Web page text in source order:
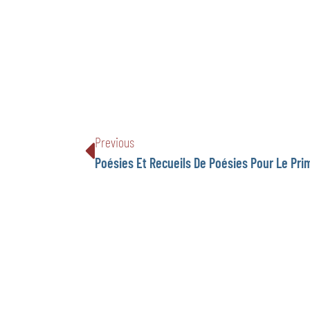
Previous
Poésies Et Recueils De Poésies Pour Le